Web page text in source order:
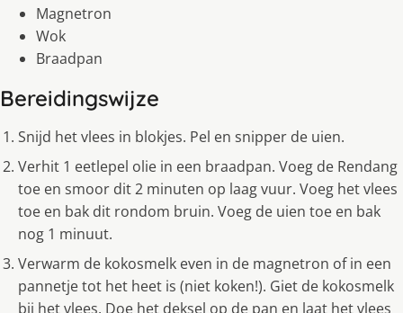
Magnetron
Wok
Braadpan
Bereidingswijze
Snijd het vlees in blokjes. Pel en snipper de uien.
Verhit 1 eetlepel olie in een braadpan. Voeg de Rendang
toe en smoor dit 2 minuten op laag vuur. Voeg het vlees
toe en bak dit rondom bruin. Voeg de uien toe en bak
nog 1 minuut.
Verwarm de kokosmelk even in de magnetron of in een
pannetje tot het heet is (niet koken!). Giet de kokosmelk
bij het vlees. Doe het deksel op de pan en laat het vlees